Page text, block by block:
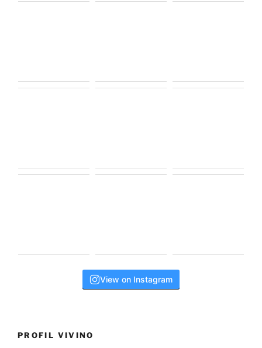
View on Instagram
PROFIL VIVINO